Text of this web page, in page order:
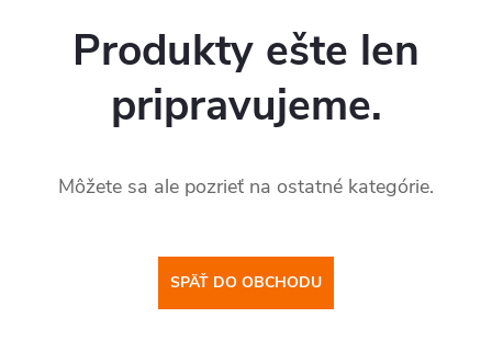
Produkty ešte len
pripravujeme.
Môžete sa ale pozrieť na ostatné kategórie.
SPÄŤ DO OBCHODU